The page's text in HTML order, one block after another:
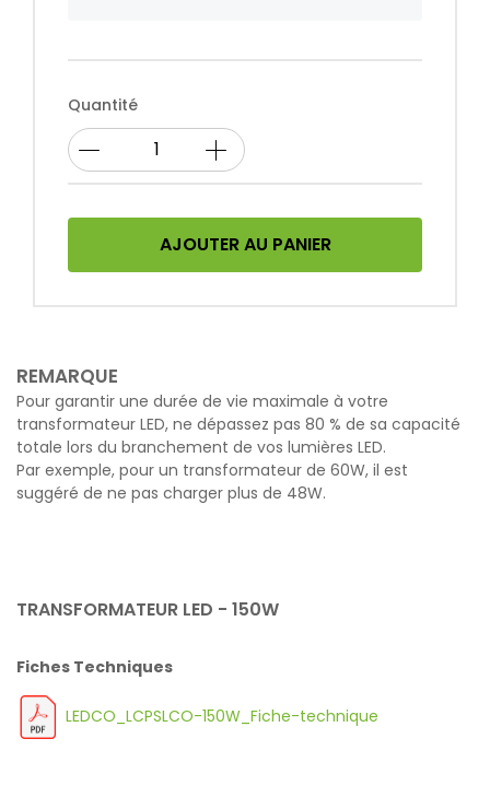
Quantité
AJOUTER AU PANIER
REMARQUE
Pour garantir une durée de vie maximale à votre
transformateur LED, ne dépassez pas 80 % de sa capacité
totale lors du branchement de vos lumières LED.
Par exemple, pour un transformateur de 60W, il est
suggéré de ne pas charger plus de 48W.
TRANSFORMATEUR LED - 150W
Fiches Techniques
LEDCO_LCPSLCO-150W_Fiche-technique